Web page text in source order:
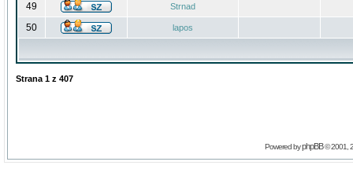
49 Strnad
50 lapos
Strana 1 z 407
Powered byphpBB© 2001,